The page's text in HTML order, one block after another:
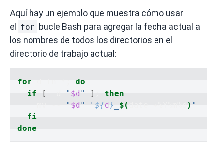
Aquí hay un ejemplo que muestra cómo usar
el
for bucle Bash para agregar la fecha actual a
los nombres de todos los directorios en el
directorio de trabajo actual:
for
do
if
[ " $d" ]
then
" $d " "${d } $( ) "
fi
done